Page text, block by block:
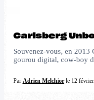
Carlsberg
Souvenez-vous, en 2013
gourou digital, cow-boy
Par Adrien Melchiorle 12